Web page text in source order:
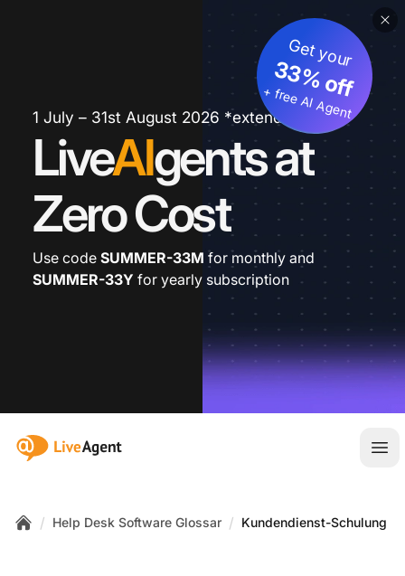
1 July – 31st August 2026 *extended
LiveAIgents at
Zero Cost
Get your
33% off
+ free AI Agent
Use code SUMMER-33M for monthly and
SUMMER-33Y for yearly subscription
:site.title
/ Help Desk Software Glossar / Kundendienst-Schulung